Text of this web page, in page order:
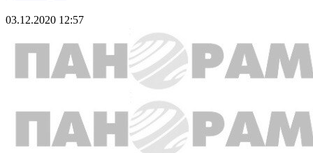
03.12.2020 12:57